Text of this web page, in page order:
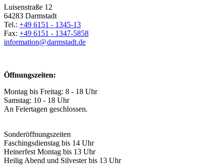
Luisenstraße 12
64283 Darmstadt
Tel.: +49 6151 - 1345-13
Fax: +49 6151 - 1347-5858
information@darmstadt.de
Öffnungszeiten:
Montag bis Freitag: 8 - 18 Uhr
Samstag: 10 - 18 Uhr
An Feiertagen geschlossen.
Sonderöffnungszeiten
Faschingsdienstag bis 14 Uhr
Heinerfest Montag bis 13 Uhr
Heilig Abend und Silvester bis 13 Uhr